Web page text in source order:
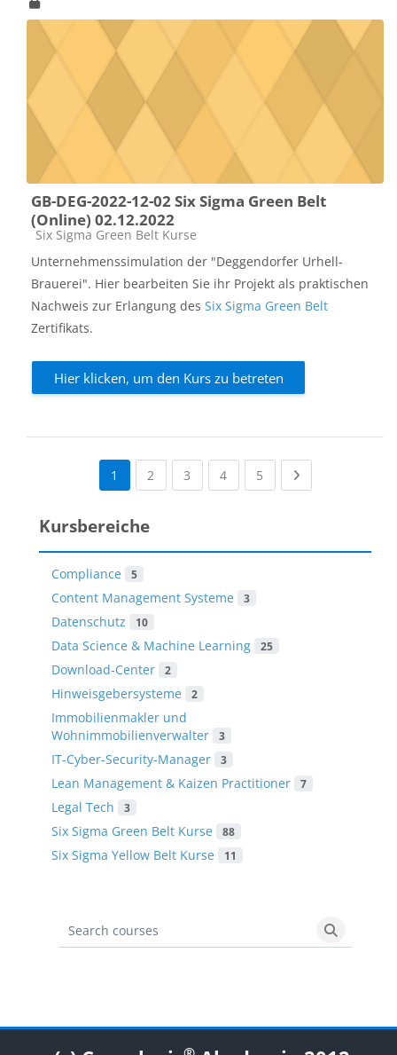
GB-DEG-2022-12-02 Six Sigma Green Belt
(Online) 02.12.2022
Kursbereich
Six Sigma Green Belt Kurse
Unternehmenssimulation der "Deggendorfer Urhell-
Brauerei". Hier bearbeiten Sie ihr Projekt als praktischen
Nachweis zur Erlangung des Six Sigma Green Belt
Zertifikats.
Hier klicken, um den Kurs zu betreten
1 2 (current)
3 (current)
4(current)
5 (current)Next page
Kursbereiche
Compliance 5
Content Management Systeme 3
Datenschutz 10
Data Science & Machine Learning 25
Download-Center 2
Hinweisgebersysteme 2
Immobilienmakler und
Wohnimmobilienverwalter
3
IT-Cyber-Security-Manager 3
Lean Management & Kaizen Practitioner 7
Legal Tech 3
Six Sigma Green Belt Kurse 88
Six Sigma Yellow Belt Kurse 11
Search courses
Search
Blöcke
Blöcke
Blöcke
Blöcke